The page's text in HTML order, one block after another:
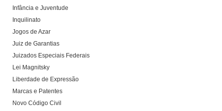
Infância e Juventude
Inquilinato
Jogos de Azar
Juiz de Garantias
Juizados Especiais Federais
Lei Magnitsky
Liberdade de Expressão
Marcas e Patentes
Novo Código Civil